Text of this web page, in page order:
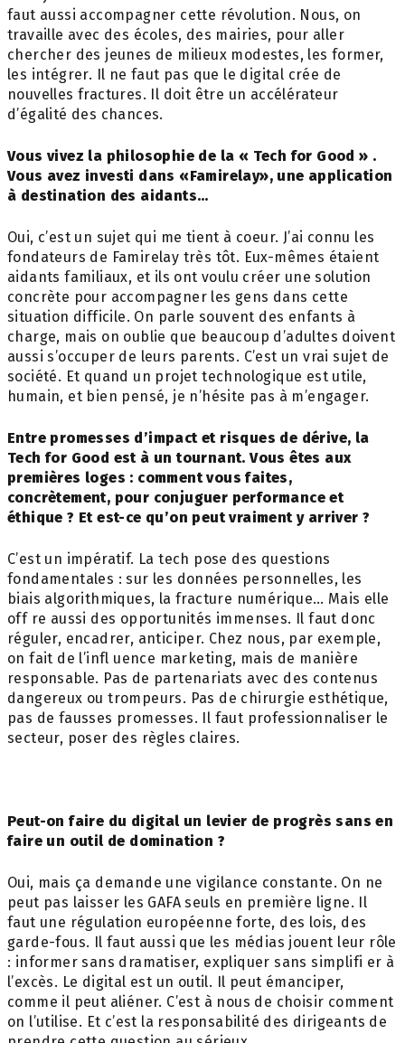
faut aussi accompagner cette révolution. Nous, on
travaille avec des écoles, des mairies, pour aller
chercher des jeunes de milieux modestes, les former,
les intégrer. Il ne faut pas que le digital crée de
nouvelles fractures. Il doit être un accélérateur
d’égalité des chances.
Vous vivez la philosophie de la « Tech for Good » .
Vous avez investi dans «Famirelay», une application
à destination des aidants…
Oui, c’est un sujet qui me tient à coeur. J’ai connu les
fondateurs de Famirelay très tôt. Eux-mêmes étaient
aidants familiaux, et ils ont voulu créer une solution
concrète pour accompagner les gens dans cette
situation difficile. On parle souvent des enfants à
charge, mais on oublie que beaucoup d’adultes doivent
aussi s’occuper de leurs parents. C’est un vrai sujet de
société. Et quand un projet technologique est utile,
humain, et bien pensé, je n’hésite pas à m’engager.
Entre promesses d’impact et risques de dérive, la
Tech for Good est à un tournant. Vous êtes aux
premières loges : comment vous faites,
concrètement, pour conjuguer performance et
éthique ? Et est-ce qu’on peut vraiment y arriver ?
C’est un impératif. La tech pose des questions
fondamentales : sur les données personnelles, les
biais algorithmiques, la fracture numérique… Mais elle
off re aussi des opportunités immenses. Il faut donc
réguler, encadrer, anticiper. Chez nous, par exemple,
on fait de l’infl uence marketing, mais de manière
responsable. Pas de partenariats avec des contenus
dangereux ou trompeurs. Pas de chirurgie esthétique,
pas de fausses promesses. Il faut professionnaliser le
secteur, poser des règles claires.
Peut-on faire du digital un levier de progrès sans en
faire un outil de domination ?
Oui, mais ça demande une vigilance constante. On ne
peut pas laisser les GAFA seuls en première ligne. Il
faut une régulation européenne forte, des lois, des
garde-fous. Il faut aussi que les médias jouent leur rôle
: informer sans dramatiser, expliquer sans simplifi er à
l’excès. Le digital est un outil. Il peut émanciper,
comme il peut aliéner. C’est à nous de choisir comment
on l’utilise. Et c’est la responsabilité des dirigeants de